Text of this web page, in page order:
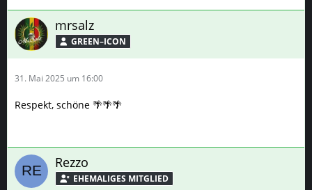
31. Mai 2025 um 16:53
Sieht gut aus, hab aber ne Frage. 18g Bittersalz auf 30L?
Wow kommt mir total viel vor, bei Canna Aqua wie gerade,
Mg/L.
Das wären gerade mal 6g bei 30l, jetzt kommt mir das wenig